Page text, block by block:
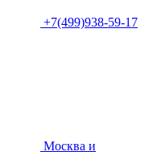
+7(499)938-59-17
Москва и